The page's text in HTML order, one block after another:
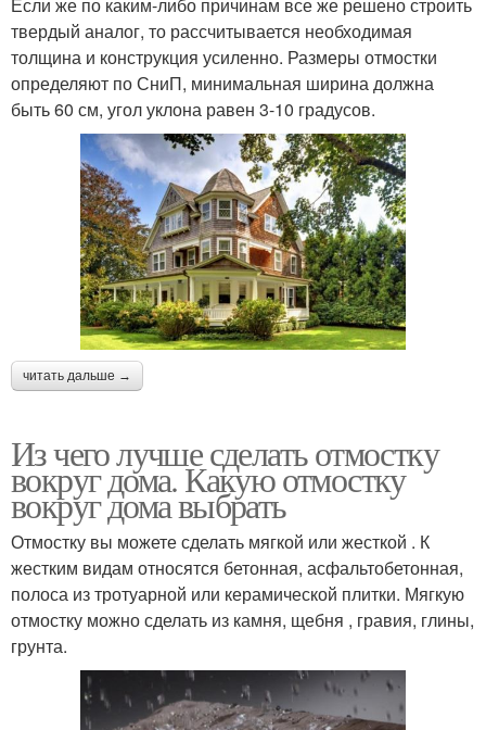
твердый аналог, то рассчитывается необходимая
толщина и конструкция усиленно. Размеры отмостки
определяют по СниП, минимальная ширина должна
быть 60 см, угол уклона равен 3-10 градусов.
читать дальше →
Из чего лучше сделать отмостку
вокруг дома. Какую отмостку
вокруг дома выбрать
Отмостку вы можете сделать мягкой или жесткой . К
жестким видам относятся бетонная, асфальтобетонная,
полоса из тротуарной или керамической плитки. Мягкую
отмостку можно сделать из камня, щебня , гравия, глины,
грунта.